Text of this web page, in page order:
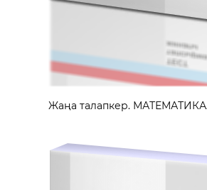
Жаңа талапкер. МАТЕМАТИКА.